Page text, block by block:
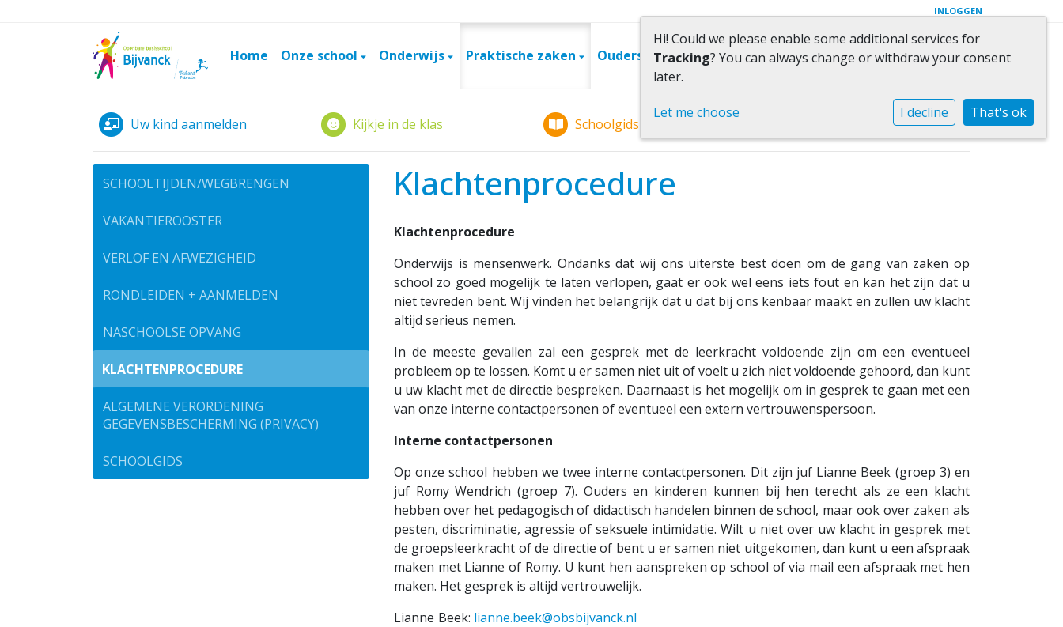
INLOGGEN
Home Onze school Onderwijs Praktische zaken Ouders Contact
Uw kind aanmelden Kijkje in de klas Schoolgids Contact opnemen
SCHOOLTIJDEN/WEGBRENGEN
VAKANTIEROOSTER
VERLOF EN AFWEZIGHEID
RONDLEIDEN + AANMELDEN
NASCHOOLSE OPVANG
KLACHTENPROCEDURE
ALGEMENE VERORDENING
GEGEVENSBESCHERMING (PRIVACY)
SCHOOLGIDS
Klachtenprocedure
Klachtenprocedure
Onderwijs is mensenwerk. Ondanks dat wij ons uiterste best doen om de gang van zaken op
school zo goed mogelijk te laten verlopen, gaat er ook wel eens iets fout en kan het zijn dat u
niet tevreden bent. Wij vinden het belangrijk dat u dat bij ons kenbaar maakt en zullen uw klacht
altijd serieus nemen.
In de meeste gevallen zal een gesprek met de leerkracht voldoende zijn om een eventueel
probleem op te lossen. Komt u er samen niet uit of voelt u zich niet voldoende gehoord, dan kunt
u uw klacht met de directie bespreken. Daarnaast is het mogelijk om in gesprek te gaan met een
van onze interne contactpersonen of eventueel een extern vertrouwenspersoon.
Interne contactpersonen
Op onze school hebben we twee interne contactpersonen. Dit zijn juf Lianne Beek (groep 3) en
juf Romy Wendrich (groep 7). Ouders en kinderen kunnen bij hen terecht als ze een klacht
hebben over het pedagogisch of didactisch handelen binnen de school, maar ook over zaken als
pesten, discriminatie, agressie of seksuele intimidatie. Wilt u niet over uw klacht in gesprek met
de groepsleerkracht of de directie of bent u er samen niet uitgekomen, dan kunt u een afspraak
maken met Lianne of Romy. U kunt hen aanspreken op school of via mail een afspraak met hen
maken. Het gesprek is altijd vertrouwelijk.
Lianne Beek: lianne.beek@obsbijvanck.nl
Hi! Could we please enable some additional services for
Tracking? You can always change or withdraw your consent
later.
Let me choose I decline That's ok